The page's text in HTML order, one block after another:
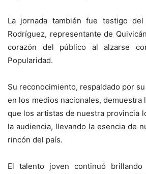
La jornada también fue testigo del
Rodríguez, representante de
corazón del público al alzarse
Popularidad.
Su reconocimiento, respaldado por
en los medios nacionales, demuestra
que los artistas de nuestra provincia
la audiencia, llevando la esencia de
rincón del país.
El talento joven continuó